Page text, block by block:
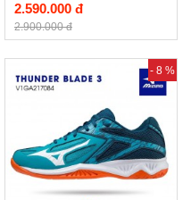
2.590.000 đ
2.900.000 đ
- 8 %